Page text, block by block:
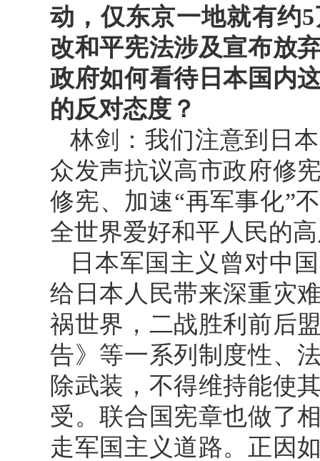
动，仅东京一地就有约
改和平宪法涉及宣布放
政府如何看待日本国内
的反对态度？
林剑：我们注意到日
众发声抗议高市政府修
修宪、加速“再军事化”
全世界爱好和平人民的
日本军国主义曾对中
给日本人民带来深重灾
祸世界，二战胜利前后
告》等一系列制度性、
除武装，不得维持能使
受。联合国宪章也做了
走军国主义道路。正因